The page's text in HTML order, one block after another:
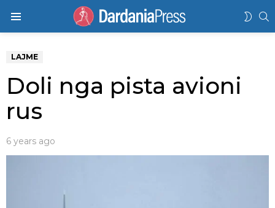
LAJME
Doli nga pista avioni
rus
6 years ago